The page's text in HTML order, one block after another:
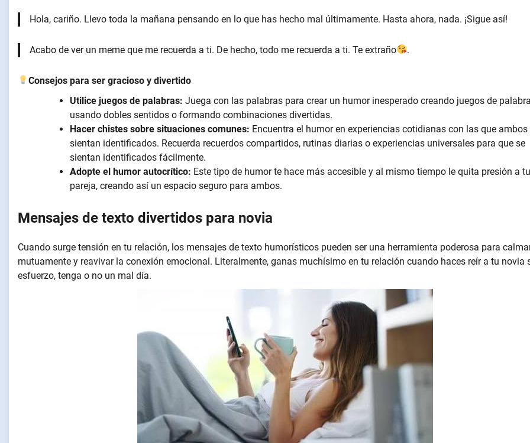
Hola, cariño. Llevo toda la mañana pensando en lo que has hecho mal últimamente. Hasta ahora, nada. ¡Sigue así!
Acabo de ver un meme que me recuerda a ti. De hecho, todo me recuerda a ti. Te extraño .
Consejos para ser gracioso y divertido
Utilice juegos de palabras: Juega con las palabras para crear un humor inesperado creando juegos de
usando dobles sentidos o formando combinaciones divertidas.
Hacer chistes sobre situaciones comunes: Encuentra el humor en experiencias cotidianas con las que ambos
sientan identificados. Recuerda recuerdos compartidos, rutinas diarias o experiencias universales para que se
sientan identificados fácilmente.
Adopte el humor autocrítico: Este tipo de humor te hace más accesible y al mismo tiempo le quita presión a tu
pareja, creando así un espacio seguro para ambos.
Mensajes de texto divertidos para novia
Cuando surge tensión en tu relación, los mensajes de texto humorísticos pueden ser una herramienta poderosa para
mutuamente y reavivar la conexión emocional. Literalmente, ganas muchísimo en tu relación cuando haces reír a tu novia
esfuerzo, tenga o no un mal día.